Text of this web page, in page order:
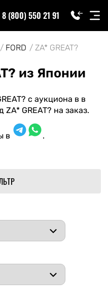
8 (800) 550 21 91
FORD ZA* GREAT?
из Японии
с аукциона в в
GREAT? на заказ.
в .